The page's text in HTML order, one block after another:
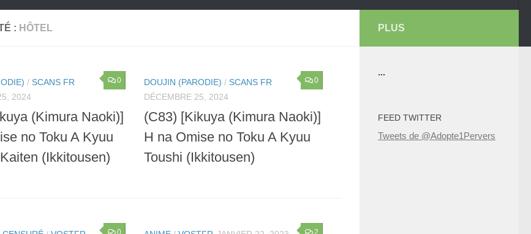
: HÔTEL
0
/ SCANS FR
2024
(Kimura Naoki)]
no Toku A Kyuu
(Ikkitousen)
0
DOUJIN (PARODIE) / SCANS FR
DÉCEMBRE 25, 2024
(C83) [Kikuya (Kimura Naoki)]
H na Omise no Toku A Kyuu
Toushi (Ikkitousen)
0 2
PLUS
...
FEED TWITTER
Tweets de @Adopte1Pervers